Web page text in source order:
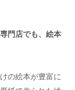
門店でも、絵本
の絵本が豊富に